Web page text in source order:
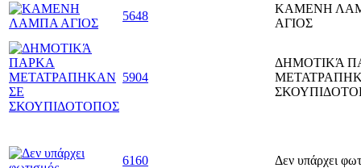
5648
ΚΑΜΕΝΗ
ΑΓΙΟΣ
5904
ΔΗΜΟΤΙΚΆ
6160 Δεν υπάρχει